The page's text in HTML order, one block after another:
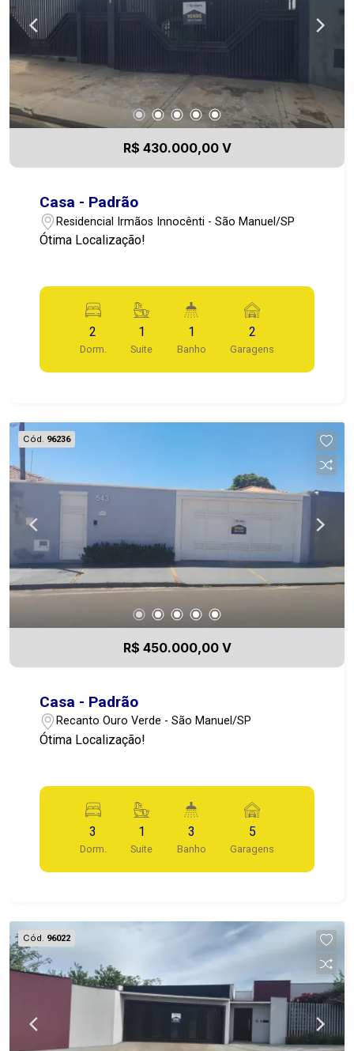
R$ 430.000,00 V
Casa - Padrão
Residencial Irmãos Innocênti - São Manuel/SP
Ótima Localização!
2
Dorm.
1
Suite
1
Banho
2
Garagens
Cód. 96236
R$ 450.000,00 V
Casa - Padrão
Recanto Ouro Verde - São Manuel/SP
Ótima Localização!
3
Dorm.
1
Suite
3
Banho
5
Garagens
Cód. 96022